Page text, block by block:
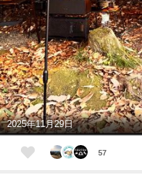
2025年11月29日
57